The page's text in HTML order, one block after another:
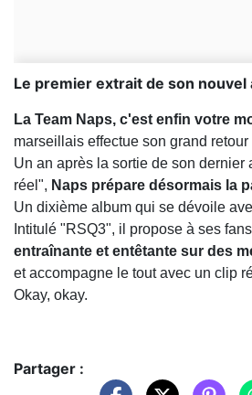
Le premier extrait de son nouvel
La Team Naps, c'est enfin votre
marseillais effectue son grand
Un an après la sortie de son dernier
réel", Naps prépare désormais la
Un dixième album qui se dévoile
Intitulé "RSQ3", il propose à ses fans
entraînante et entêtante sur des
et accompagne le tout avec un clip
Okay, okay.
Partager :